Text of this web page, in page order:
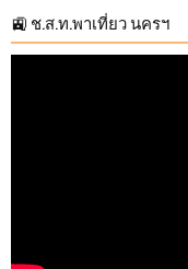
🚉 ช.ส.ท.พาเที่ยว นครฯ